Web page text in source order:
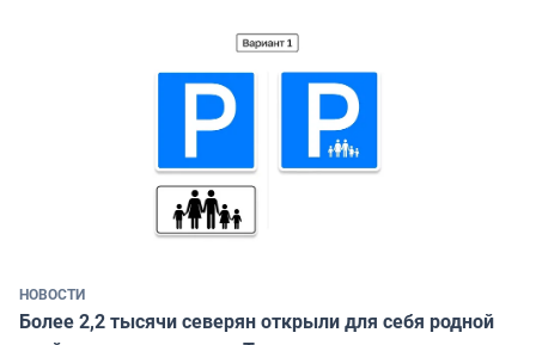
НОВОСТИ
Более 2,2 тысячи северян открыли для себя родной